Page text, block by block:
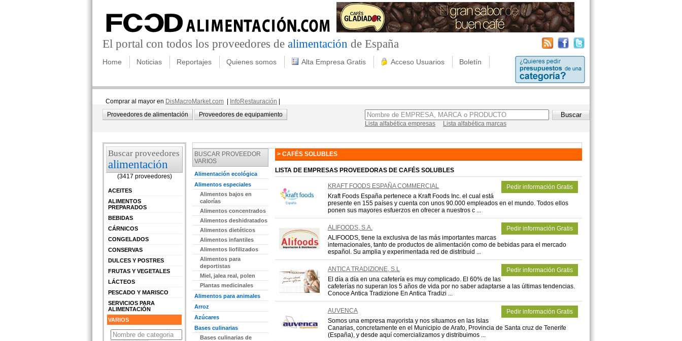
El portal con todos los proveedores de alimentación de España
Home Noticias Reportajes Quienes somos Alta Empresa Gratis Acceso Usuarios Boletín
Comprar al mayor en DisMacroMarket.com InfoRestauración
Proveedores de alimentación
Proveedores de equipamiento
Lista alfabética empresas
Lista alfabética marcas
Buscar proveedores
alimentación
(3417 proveedores)
ACEITES
ALIMENTOS
PREPARADOS
BEBIDAS
CÁRNICOS
CONGELADOS
CONSERVAS
DULCES Y POSTRES
FRUTAS Y VEGETALES
LÁCTEOS
PESCADO Y MARISCO
SERVICIOS PARA
ALIMENTACIÓN
VARIOS
BUSCAR PROVEEDOR
VARIOS
Alimentación ecológica
Alimentos especiales
Alimentos bajos en
calorías
Alimentos concentrados
Alimentos deshidratados
Alimentos dietéticos
Alimentos infantiles
Alimentos liofilizados
Alimentos para
deportistas
Miel, jalea real, polen
Plantas medicinales
Alimentos para animales
Arroz
Azúcares
Bases culinarias
Bases culinarias de
> CAFÉS SOLUBLES
LISTA DE EMPRESAS PROVEEDORAS DE CAFÉS SOLUBLES
KRAFT FOODS ESPAÑA COMMERCIAL
Pedir información Gratis
Kraft Foods España pertenece a Kraft Foods Inc. el cual está
presente en 155 países y cuenta con unos 90.000 empleados en el mundo. Todos ellos
ponen sus mayores esfuerzos en ofrecer a nuestros c ...
ALIFOODS, S.A.
Pedir información Gratis
ALIFOODS, tiene la exclusiva de las más importantes marcas
internacionales, tanto de productos de alimentación como de bebidas para el mercado
español. Su amplia y experimentada red de distribuid ...
ANTICA TRADIZIONE, S.L
Pedir información Gratis
El día a día en una cafetería es muy complicado. El 60% de las
cafeterías no superan los 5 años de vida por no saber adaptarse a las últimas tendencias.
Conoce Antica Tradizione En Antica Tradizi ...
AUVENCA
Pedir información Gratis
Somos una empresa mayorista y nos situamos en las Islas
Canarias, concretamente en el Municipio de Arafo, Provincia de Santa cruz de Tenerife
(España), y desde aquí comercializamos y distribuimos ...